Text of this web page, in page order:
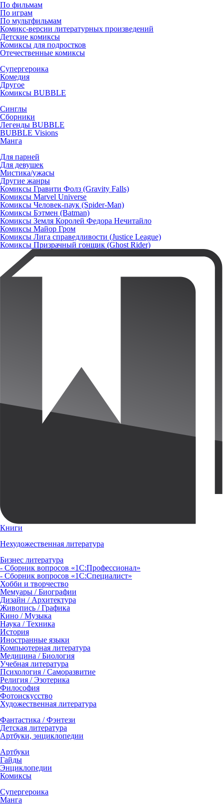
По фильмам
По играм
По мультфильмам
Комикс-версии литературных произведений
Детские комиксы
Комиксы для подростков
Отечественные комиксы
Супергероика
Комедия
Другое
Комиксы BUBBLE
Синглы
Сборники
Легенды BUBBLE
BUBBLE Visions
Манга
Для парней
Для девушек
Мистика/ужасы
Другие жанры
Комиксы Гравити Фолз (Gravity Falls)
Комиксы Marvel Universe
Комиксы Человек-паук (Spider-Man)
Комиксы Бэтмен (Batman)
Комиксы Земля Королей Федора Нечитайло
Комиксы Майор Гром
Комиксы Лига справедливости (Justice League)
Комиксы Призрачный гонщик (Ghost Rider)
Книги
Нехудожественная литература
Бизнес литература
- Сборник вопросов «1С:Профессионал»
- Сборник вопросов «1С:Специалист»
Хобби и творчество
Мемуары / Биографии
Дизайн / Архитектура
Живопись / Графика
Кино / Музыка
Наука / Техника
История
Иностранные языки
Компьютерная литература
Медицина / Биология
Учебная литература
Психология / Саморазвитие
Религия / Эзотерика
Философия
Фотоискусство
Художественная литература
Фантастика / Фэнтези
Детская литература
Артбуки, энциклопедии
Артбуки
Гайды
Энциклопедии
Комиксы
Супергероика
Манга